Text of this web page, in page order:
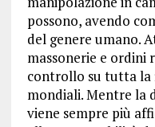
possono, avendo
del genere umano.
massonerie e ordini
controllo su tutta la
mondiali. Mentre la
viene sempre più